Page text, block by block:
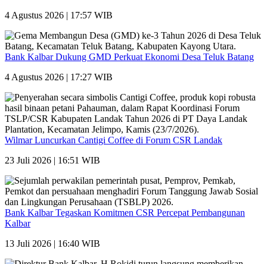
4 Agustus 2026 | 17:57 WIB
Bank Kalbar Dukung GMD Perkuat Ekonomi Desa Teluk Batang
4 Agustus 2026 | 17:27 WIB
Wilmar Luncurkan Cantigi Coffee di Forum CSR Landak
23 Juli 2026 | 16:51 WIB
Bank Kalbar Tegaskan Komitmen CSR Percepat Pembangunan
Kalbar
13 Juli 2026 | 16:40 WIB